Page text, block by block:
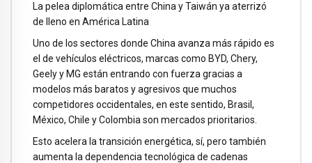
La pelea diplomática entre China y Taiwán ya aterrizó
de lleno en América Latina
Uno de los sectores donde China avanza más rápido es
el de vehículos eléctricos, marcas como BYD, Chery,
Geely y MG están entrando con fuerza gracias a
modelos más baratos y agresivos que muchos
competidores occidentales, en este sentido, Brasil,
México, Chile y Colombia son mercados prioritarios.
Esto acelera la transición energética, sí, pero también
aumenta la dependencia tecnológica de cadenas